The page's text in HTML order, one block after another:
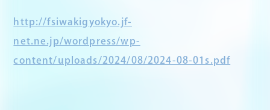
http://fsiwakigyokyo.jf-
net.ne.jp/wordpress/wp-
content/uploads/2024/08/2024-08-01s.pdf